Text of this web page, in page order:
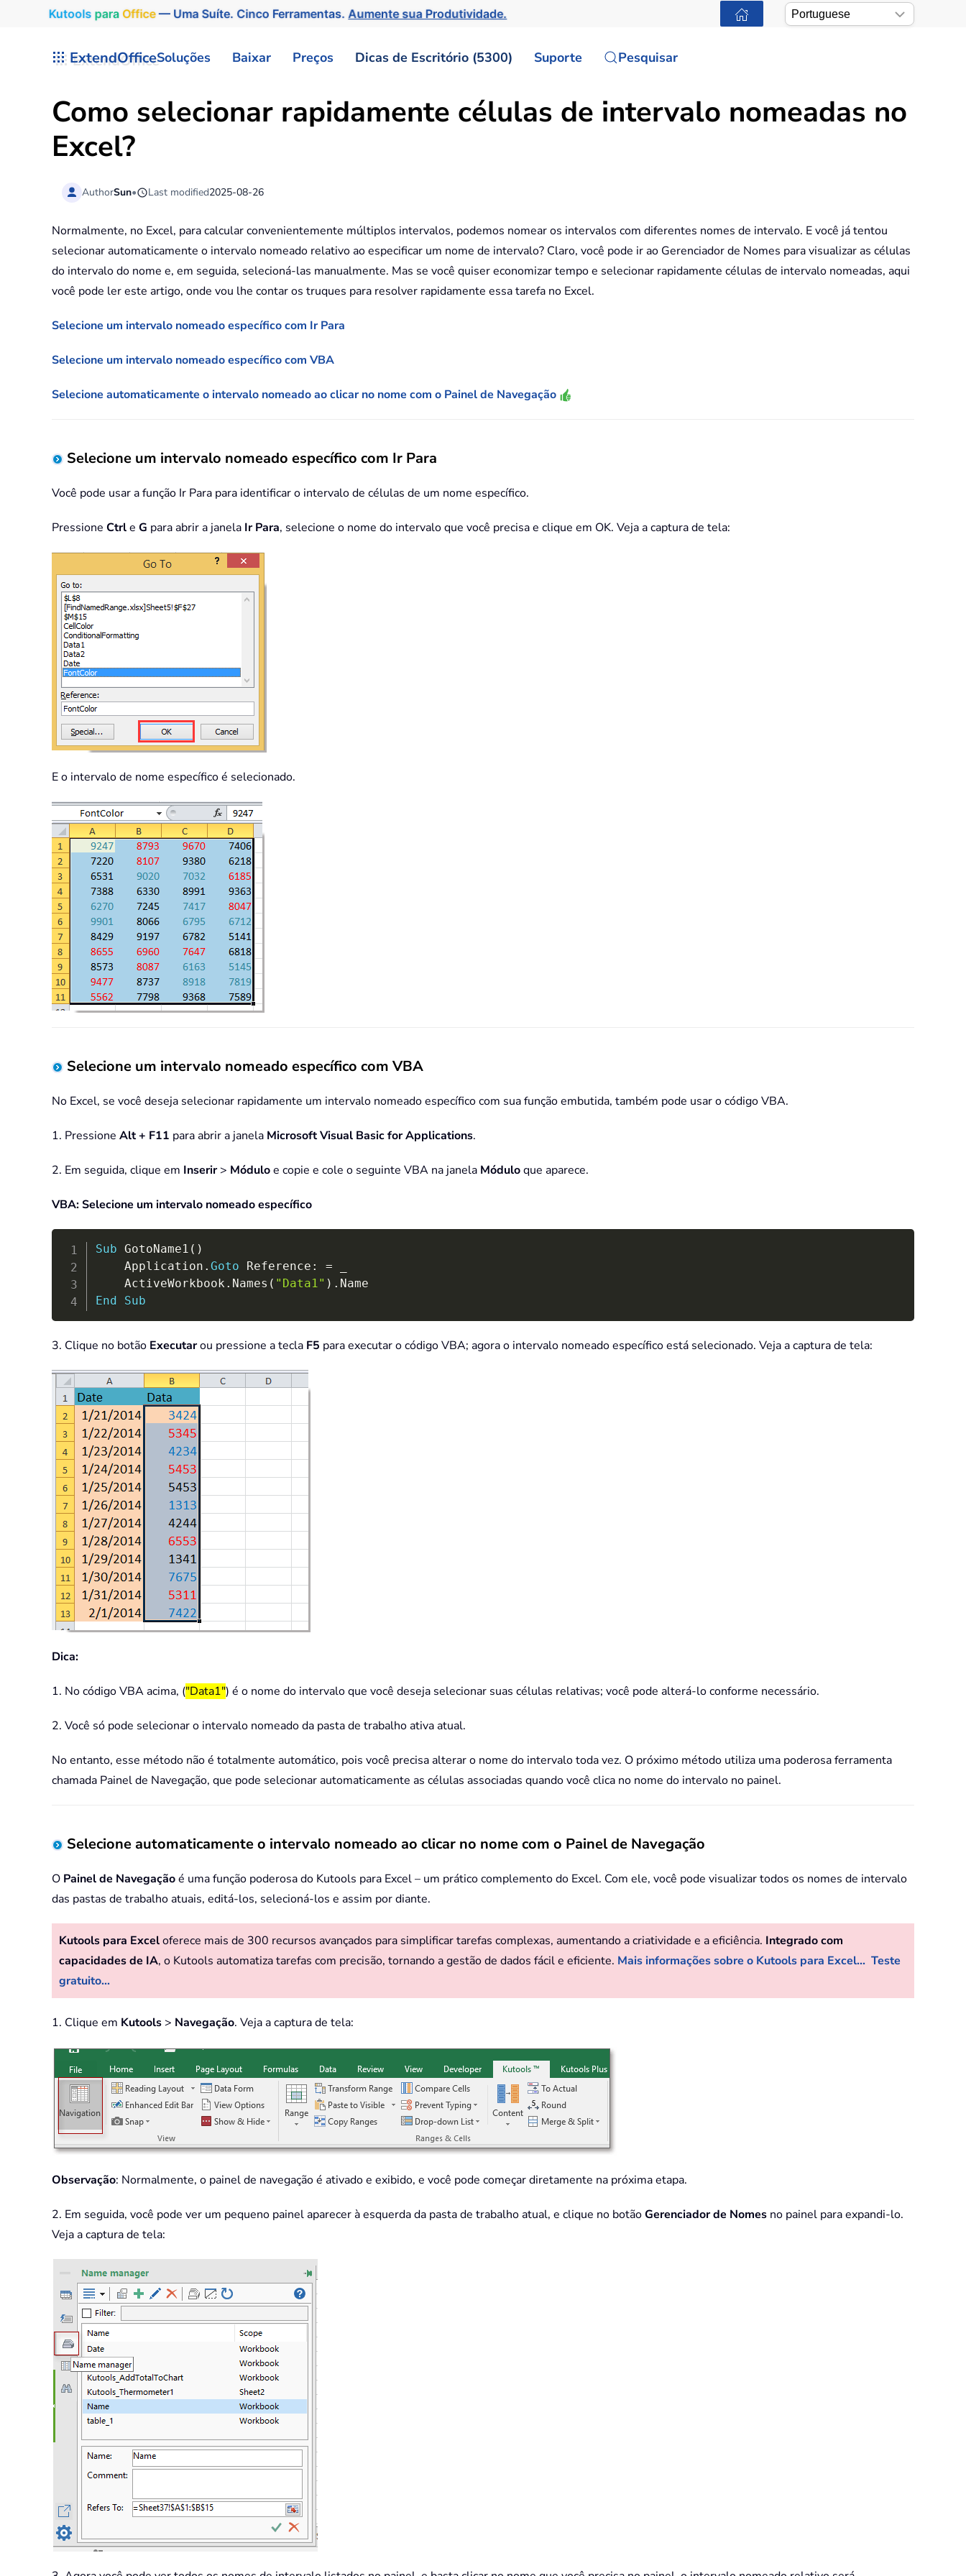
Kutools para Office— Uma Suíte. Cinco Ferramentas.Aumente sua Produtividade.
ExtendOfficeSoluções Baixar Preços Dicas de Escritório (5300) Suporte Pesquisar
Como selecionar rapidamente células de intervalo nomeadas no
Excel?
AuthorSun• Last modified2025-08-26
Normalmente, no Excel, para calcular convenientemente múltiplos intervalos, podemos nomear os intervalos com diferentes nomes de intervalo. E você já tentou
selecionar automaticamente o intervalo nomeado relativo ao especificar um nome de intervalo? Claro, você pode ir ao Gerenciador de Nomes para visualizar as células
do intervalo do nome e, em seguida, selecioná-las manualmente. Mas se você quiser economizar tempo e selecionar rapidamente células de intervalo nomeadas, aqui
você pode ler este artigo, onde vou lhe contar os truques para resolver rapidamente essa tarefa no Excel.
Selecione um intervalo nomeado específico com Ir Para
Selecione um intervalo nomeado específico com VBA
Selecione automaticamente o intervalo nomeado ao clicar no nome com o Painel de Navegação
Selecione um intervalo nomeado específico com Ir Para
Você pode usar a função Ir Para para identificar o intervalo de células de um nome específico.
Pressione Ctrle G para abrir a janela Ir Para, selecione o nome do intervalo que você precisa e clique em OK. Veja a captura de tela:
E o intervalo de nome específico é selecionado.
Selecione um intervalo nomeado específico com VBA
No Excel, se você deseja selecionar rapidamente um intervalo nomeado específico com sua função embutida, também pode usar o código VBA.
1. Pressione Alt + F11 para abrir a janela Microsoft Visual Basic for Applications.
2. Em seguida, clique em Inserir> Móduloe copie e cole o seguinte VBA na janela Móduloque aparece.
VBA: Selecione um intervalo nomeado específico
Sub GotoName1 ( )
	Application
. Goto Reference : =
	ActiveWorkbook
. Names ( "Data1" ) .
End
Sub
3. Clique no botão Executarou pressione a tecla F5 para executar o código VBA; agora o intervalo nomeado específico está selecionado. Veja a captura de tela:
Dica:
1. No código VBA acima, ("Data1") é o nome do intervalo que você deseja selecionar suas células relativas; você pode alterá-lo conforme necessário.
2. Você só pode selecionar o intervalo nomeado da pasta de trabalho ativa atual.
No entanto, esse método não é totalmente automático, pois você precisa alterar o nome do intervalo toda vez. O próximo método utiliza uma poderosa ferramenta
chamada Painel de Navegação, que pode selecionar automaticamente as células associadas quando você clica no nome do intervalo no painel.
Selecione automaticamente o intervalo nomeado ao clicar no nome com o Painel de Navegação
O Painel de Navegaçãoé uma função poderosa do Kutools para Excel – um prático complemento do Excel. Com ele, você pode visualizar todos os nomes de intervalo
das pastas de trabalho atuais, editá-los, selecioná-los e assim por diante.
Kutools para Exceloferece mais de 300 recursos avançados para simplificar tarefas complexas, aumentando a criatividade e a eficiência. Integrado com
capacidades de IA, o Kutools automatiza tarefas com precisão, tornando a gestão de dados fácil e eficiente. Mais informações sobre o Kutools para Excel... Teste
gratuito...
1. Clique em Kutools > Navegação. Veja a captura de tela:
Observação: Normalmente, o painel de navegação é ativado e exibido, e você pode começar diretamente na próxima etapa.
2. Em seguida, você pode ver um pequeno painel aparecer à esquerda da pasta de trabalho atual, e clique no botãoGerenciador de Nomes no painel para expandi-lo.
Veja a captura de tela: